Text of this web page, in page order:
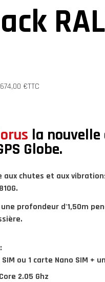
€TTC
la
Globe.
aux chutes et aux
profondeur d'1,50m
ou 1 carte Nano SIM +
2.05 Ghz